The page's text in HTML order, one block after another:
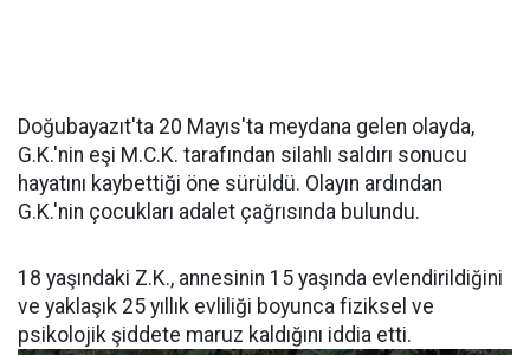
Doğubayazıt'ta 20 Mayıs'ta meydana gelen olayda,
G.K.'nin eşi M.C.K. tarafından silahlı saldırı sonucu
hayatını kaybettiği öne sürüldü. Olayın ardından
G.K.'nin çocukları adalet çağrısında bulundu.
18 yaşındaki Z.K., annesinin 15 yaşında evlendirildiğini
ve yaklaşık 25 yıllık evliliği boyunca fiziksel ve
psikolojik şiddete maruz kaldığını iddia etti.